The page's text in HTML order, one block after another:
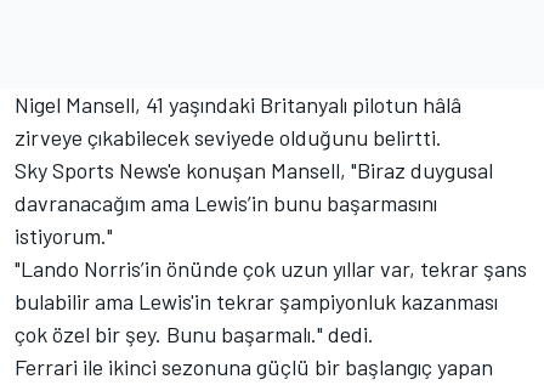
Nigel Mansell, 41 yaşındaki Britanyalı pilotun hâlâ
zirveye çıkabilecek seviyede olduğunu belirtti.
Sky Sports News'e konuşan Mansell, "Biraz duygusal
davranacağım ama Lewis’in bunu başarmasını
istiyorum."
"Lando Norris’in önünde çok uzun yıllar var, tekrar şans
bulabilir ama Lewis'in tekrar şampiyonluk kazanması
çok özel bir şey. Bunu başarmalı." dedi.
Ferrari ile ikinci sezonuna güçlü bir başlangıç yapan